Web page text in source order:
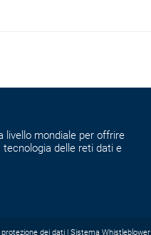
livello mondiale per offrire
delle reti dati e
dei dati Sistema Whistleblower